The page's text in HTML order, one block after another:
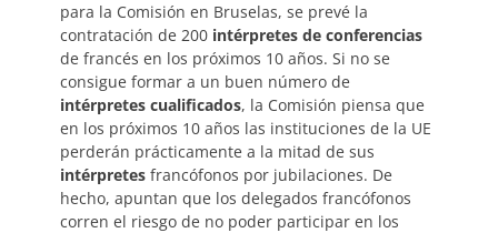
para la Comisión en Bruselas, se prevé la
contratación de 200 intérpretes de conferencias
de francés en los próximos 10 años. Si no se
consigue formar a un buen número de
intérpretes cualificados, la Comisión piensa que
en los próximos 10 años las instituciones de la UE
perderán prácticamente a la mitad de sus
intérpretes francófonos por jubilaciones. De
hecho, apuntan que los delegados francófonos
corren el riesgo de no poder participar en los